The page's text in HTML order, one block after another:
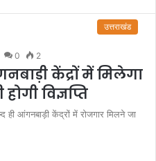
उत्तराखंड
0 2
केंद्रों में मिलेगा
विज्ञप्ति
आंगनबाड़ी केंद्रों में रोजगार मिलने जा